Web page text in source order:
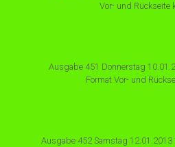
Vor- und Rückseite
Ausgabe 451 Donnerstag
Format Vor- und
Ausgabe 452 Samstag 12.01.2013